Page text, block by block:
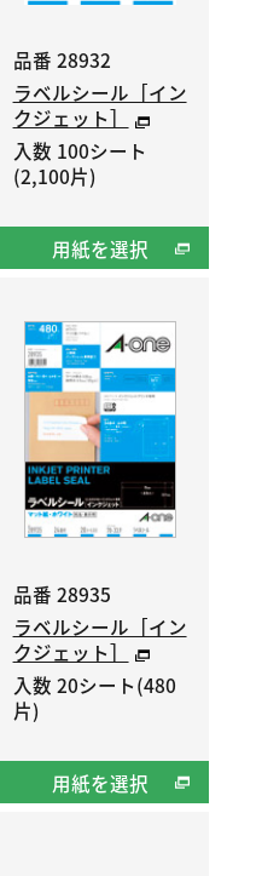
品番 28932
ラベルシール［イン
クジェット］
入数 100シート
(2,100片)
用紙を選択
品番 28935
ラベルシール［イン
クジェット］
入数 20シート(480
片)
用紙を選択